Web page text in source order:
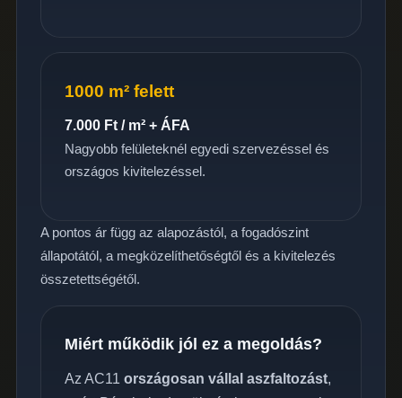
1000 m² felett
7.000 Ft / m² + ÁFA
Nagyobb felületeknél egyedi szervezéssel és
országos kivitelezéssel.
A pontos ár függ az alapozástól, a fogadószint
állapotától, a megközelíthetőségtől és a kivitelezés
összetettségétől.
Miért működik jól ez a megoldás?
Az AC11 országosan vállal aszfaltozást,